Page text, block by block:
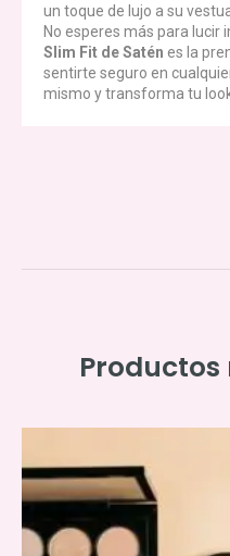
un toque de lujo a su
No esperes más para lucir
Slim Fit de Satén es la
sentirte seguro en
mismo y transforma tu